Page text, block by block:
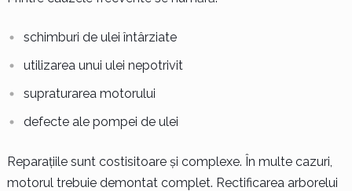
schimburi de ulei întârziate
utilizarea unui ulei nepotrivit
supraturarea motorului
defecte ale pompei de ulei
Reparațiile sunt costisitoare și complexe. În multe cazuri,
motorul trebuie demontat complet. Rectificarea arborelui